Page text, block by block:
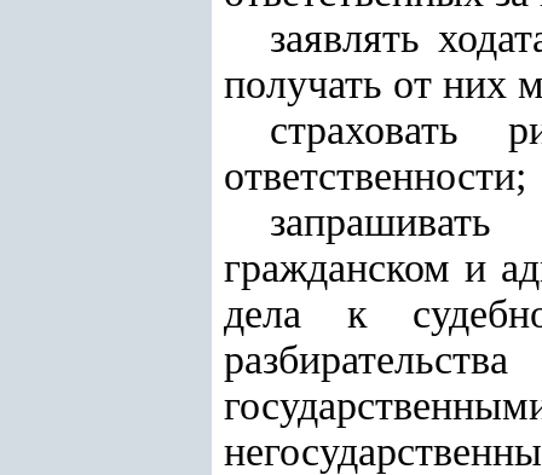
заявлять
получать от них
страховать
ответственности;
гражданском и
дела к